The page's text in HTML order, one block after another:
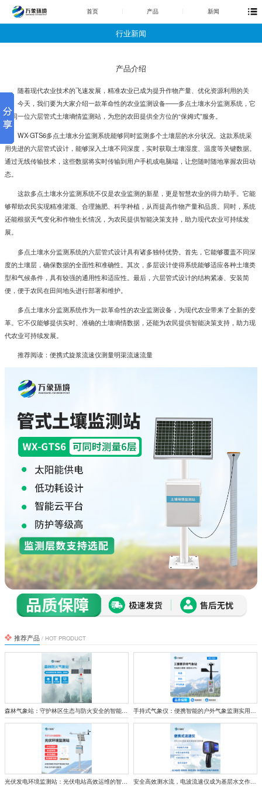
首页 产品 新闻
行业新闻
产品介绍
随着现代农业技术的飞速发展，精准农业已成为提升作物产量、优化资源利用的关
键。今天，我们要为大家介绍一款革命性的农业监测设备——多点土壤水分监测系统，它
如同一位六层管式土壤墒情监测站，为您的农田提供全方位的“保姆式”服务。
WX-GTS6多点土壤水分监测系统能够同时监测多个土壤层的水分状况。这款系统采
用先进的六层管式设计，能够深入土壤不同深度，实时获取土壤湿度、温度等关键数据。
通过无线传输技术，这些数据将实时传输到用户手机或电脑端，让您随时随地掌握农田动
态。
这款多点土壤水分监测系统不仅是农业监测的新星，更是智慧农业的得力助手。它能
够帮助农民实现精准灌溉、合理施肥、科学种植，从而提高作物产量和品质。同时，系统
还能根据天气变化和作物生长情况，为农民提供智能决策支持，助力现代农业可持续发
展。
多点土壤水分监测系统的六层管式设计具有诸多独特优势。首先，它能够覆盖不同深
度的土壤层，确保数据的全面性和准确性。其次，多层设计使得系统能够适应各种土壤类
型和气候条件，具有较强的通用性和适应性。最后，六层管式设计的结构紧凑、安装简
便，便于农民在田间地头进行部署和维护。
多点土壤水分监测系统作为一款革命性的农业监测设备，为现代农业带来了全新的变
革。它不仅能够提供实时、准确的土壤墒情数据，还能为农民提供智能决策支持，助力现
代农业可持续发展。
推荐阅读：便携式旋浆流速仪测量明渠流速流量
推荐产品 / HOT PRODUCT
森林气象站：守护林区生态与防火安全的智能监测屏障 手持式气象仪：便携智能的户外气象监测实用设备